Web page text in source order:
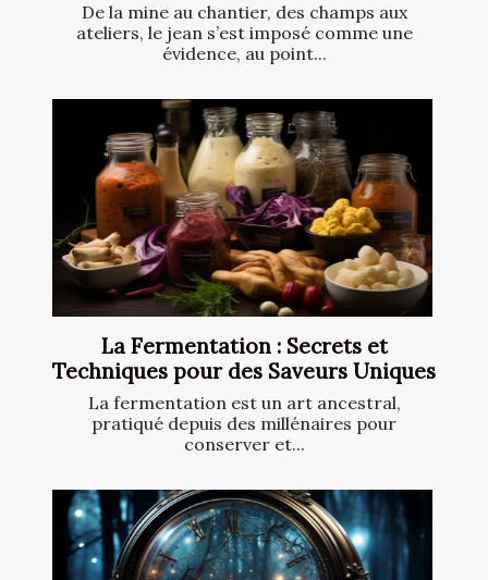
De la mine au chantier, des champs aux
ateliers, le jean s’est imposé comme une
évidence, au point...
La Fermentation : Secrets et
Techniques pour des Saveurs Uniques
La fermentation est un art ancestral,
pratiqué depuis des millénaires pour
conserver et...